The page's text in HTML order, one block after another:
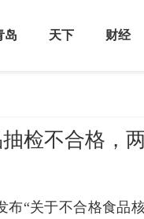
岛 天下 财经
检不合格，
布“关于不合格食品